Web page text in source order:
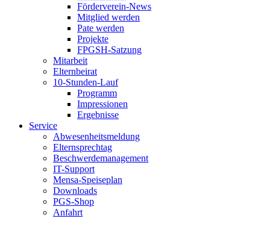
Förderverein-News
Mitglied werden
Pate werden
Projekte
FPGSH-Satzung
Mitarbeit
Elternbeirat
10-Stunden-Lauf
Programm
Impressionen
Ergebnisse
Service
Abwesenheitsmeldung
Elternsprechtag
Beschwerdemanagement
IT-Support
Mensa-Speiseplan
Downloads
PGS-Shop
Anfahrt